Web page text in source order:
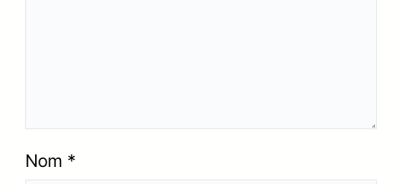
Nom *